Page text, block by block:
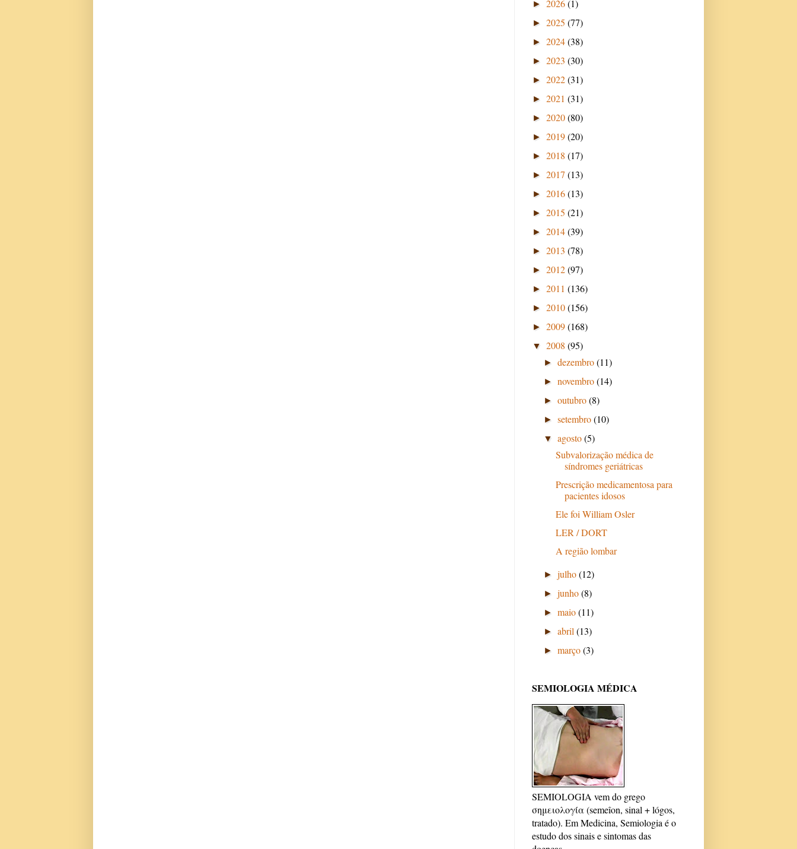
► 2026(1)
► 2025 (77)
► 2024(38)
► 2023 (30)
► 2022(31)
► 2021 (31)
► 2020(80)
► 2019(20)
► 2018 (17)
► 2017 (13)
► 2016(13)
► 2015 (21)
► 2014(39)
► 2013 (78)
► 2012(97)
► 2011 (136)
► 2010(156)
► 2009(168)
▼ 2008 (95)
►dezembro(11)
►novembro(14)
►outubro(8)
►setembro(10)
▼agosto(5)
Subvalorização médica de
síndromes geriátricas
Prescrição medicamentosa para
pacientes idosos
Ele foi William Osler
LER / DORT
A região lombar
►julho(12)
►junho(8)
►maio(11)
►abril(13)
►março(3)
SEMIOLOGIA MÉDICA
SEMIOLOGIA vem do grego
σημειολογία (semeîon, sinal + lógos,
tratado). Em Medicina, Semiologia é o
estudo dos sinais e sintomas das